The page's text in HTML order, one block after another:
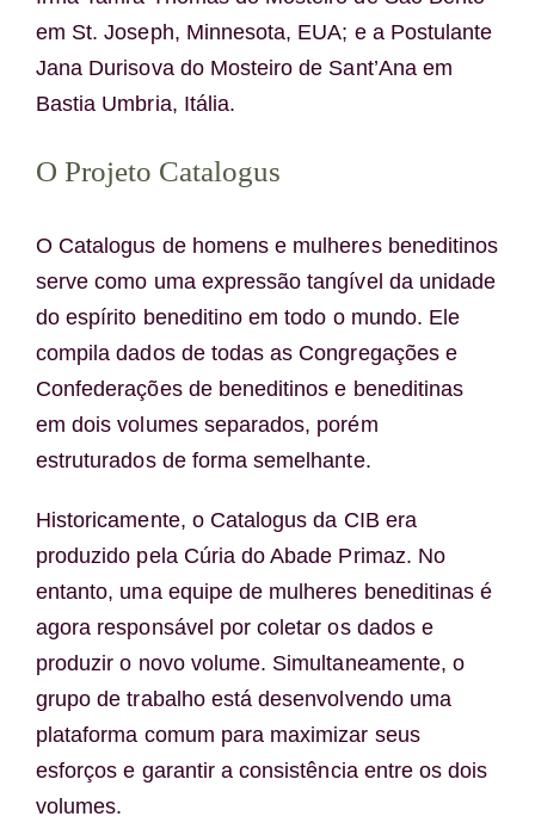
em St. Joseph, Minnesota, EUA; e a Postulante
Jana Durisova do Mosteiro de Sant’Ana em
Bastia Umbria, Itália.
O Projeto Catalogus
O Catalogus de homens e mulheres beneditinos
serve como uma expressão tangível da unidade
do espírito beneditino em todo o mundo. Ele
compila dados de todas as Congregações e
Confederações de beneditinos e beneditinas
em dois volumes separados, porém
estruturados de forma semelhante.
Historicamente, o Catalogus da CIB era
produzido pela Cúria do Abade Primaz. No
entanto, uma equipe de mulheres beneditinas é
agora responsável por coletar os dados e
produzir o novo volume. Simultaneamente, o
grupo de trabalho está desenvolvendo uma
plataforma comum para maximizar seus
esforços e garantir a consistência entre os dois
volumes.